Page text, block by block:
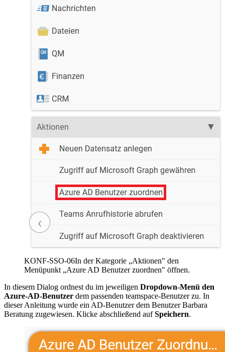
KONF-SSO-06In der Kategorie „Aktionen" den
Menüpunkt „Azure AD Benutzer zuordnen" öffnen.
In diesem Dialog ordnest du im jeweiligen Dropdown-Menü den
Azure-AD-Benutzer dem passenden teamspace-Benutzer zu. In
dieser Anleitung wurde ein AD-Benutzer dem Benutzer Barbara
Beratung zugewiesen. Klicke abschließend aufSpeichern.